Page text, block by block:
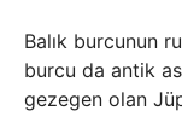
Balık burcunun
burcu da antik
gezegen olan